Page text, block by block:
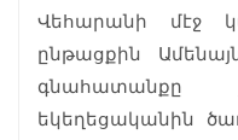
Վեհարանի մէջ
ընթացքին
գնահատանքը
եկեղեցականին